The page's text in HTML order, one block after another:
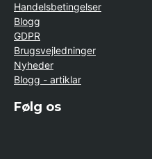
Handelsbetingelser
Blogg
GDPR
Brugsvejledninger
Nyheder
Blogg - artiklar
Følg os